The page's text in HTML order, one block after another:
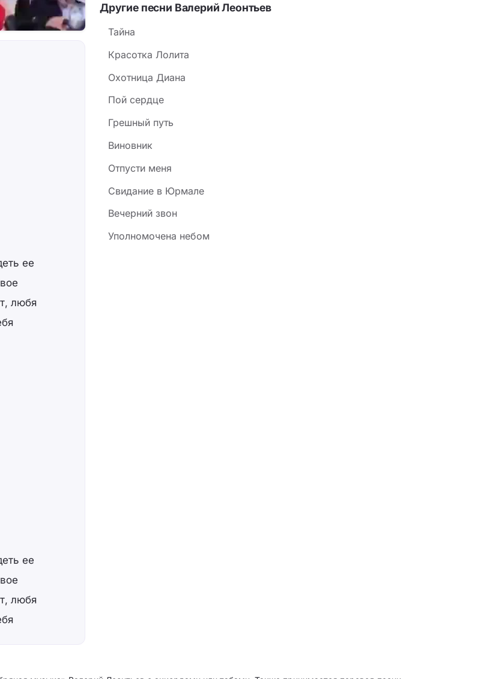
ее
любя
ее
любя
Другие песни Валерий Леонтьев
Тайна
Красотка Лолита
Охотница Диана
Пой сердце
Грешный путь
Виновник
Отпусти меня
Свидание в Юрмале
Вeчepний звoн
Уполномочена небом